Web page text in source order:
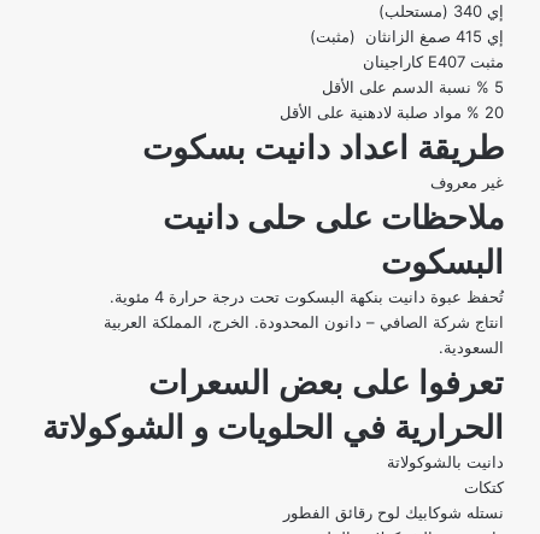
إي 340 (مستحلب)
إي 415 صمغ الزانثان (مثبت)
مثبت E407 كاراجينان
5 % نسبة الدسم على الأقل
20 % مواد صلبة لادهنية على الأقل
طريقة اعداد دانيت بسكوت
غير معروف
ملاحظات على حلى دانيت
البسكوت
تُحفظ عبوة دانيت بنكهة البسكوت تحت درجة حرارة 4 مئوية.
انتاج شركة الصافي – دانون المحدودة. الخرج، المملكة العربية
السعودية.
تعرفوا على بعض السعرات
الحرارية في الحلويات و الشوكولاتة
دانيت بالشوكولاتة
كتكات
نستله شوكابيك لوح رقائق الفطور